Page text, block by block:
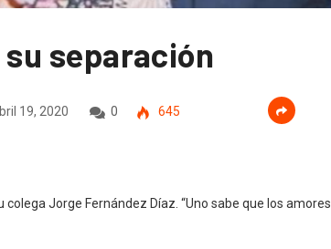
separación
19, 2020 0 645
colega Jorge Fernández Díaz. “Uno sabe que los amores